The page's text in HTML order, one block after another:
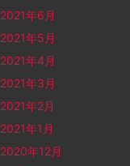
2021年6月
2021年5月
2021年4月
2021年3月
2021年2月
2021年1月
2020年12月